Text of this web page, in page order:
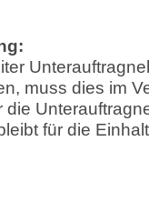
muss dies im
für die